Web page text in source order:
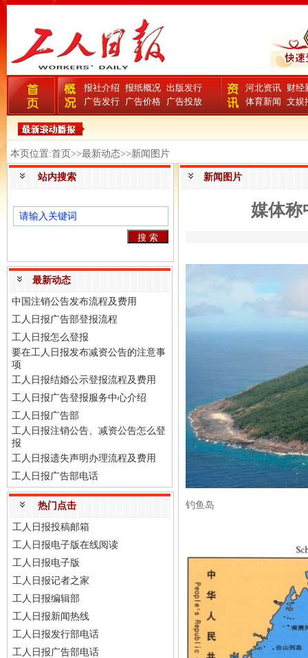
报社介绍 报纸概况 出版发行
广告发行 广告价格 广告投放
河北资讯 财经
体育新闻 文娱
本页位置:首页>>最新动态>>新闻图片
站内搜索
最新动态
中国注销公告发布流程及费用
工人日报广告部登报流程
工人日报怎么登报
要在工人日报发布减资公告的注意事
项
工人日报结婚公示登报流程及费用
工人日报广告登报服务中心介绍
工人日报广告部
工人日报注销公告、减资公告怎么登
报
工人日报遗失声明办理流程及费用
工人日报广告部电话
热门点击
工人日报投稿邮箱
工人日报电子版在线阅读
工人日报电子版
工人日报记者之家
工人日报编辑部
工人日报新闻热线
工人日报发行部电话
工人日报广告部电话
新闻图片
媒体称
钓鱼岛